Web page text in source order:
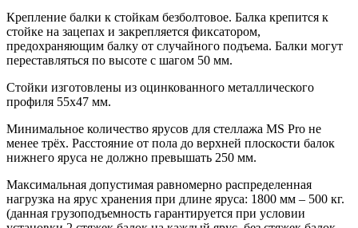
Крепление балки к стойкам безболтовое. Балка крепится к
стойке на зацепах и закрепляется фиксатором,
предохраняющим балку от случайного подъема. Балки могут
переставляться по высоте с шагом 50 мм.
Стойки изготовлены из оцинкованного металлического
профиля 55х47 мм.
Минимальное количество ярусов для стеллажа MS Pro не
менее трёх. Расстояние от пола до верхней плоскости балок
нижнего яруса не должно превышать 250 мм.
Максимальная допустимая равномерно распределенная
нагрузка на ярус хранения при длине яруса: 1800 мм – 500 кг.
(данная грузоподъемность гарантируется при условии